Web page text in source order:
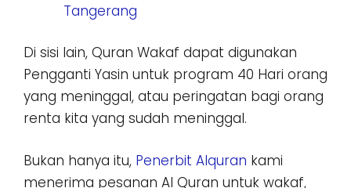
Tangerang
Di sisi lain, Quran Wakaf dapat digunakan
Pengganti Yasin untuk program 40 Hari orang
yang meninggal, atau peringatan bagi orang
renta kita yang sudah meninggal.
Bukan hanya itu, Penerbit Alquran kami
menerima pesanan Al Quran untuk wakaf,